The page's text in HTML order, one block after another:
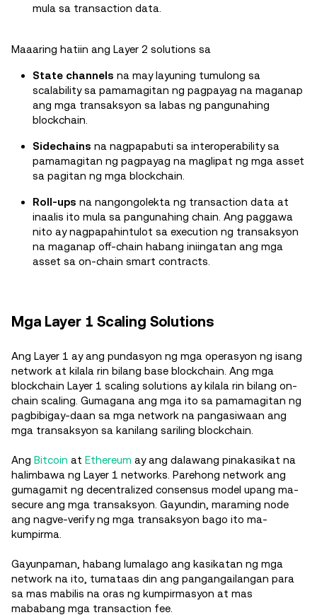
mula sa transaction data.
Maaaring hatiin ang Layer 2 solutions sa
State channels na may layuning tumulong sa
scalability sa pamamagitan ng pagpayag na maganap
ang mga transaksyon sa labas ng pangunahing
blockchain.
Sidechains na nagpapabuti sa interoperability sa
pamamagitan ng pagpayag na maglipat ng mga asset
sa pagitan ng mga blockchain.
Roll-ups na nangongolekta ng transaction data at
inaalis ito mula sa pangunahing chain. Ang paggawa
nito ay nagpapahintulot sa execution ng transaksyon
na maganap off-chain habang iniingatan ang mga
asset sa on-chain smart contracts.
Mga Layer 1 Scaling Solutions
Ang Layer 1 ay ang pundasyon ng mga operasyon ng isang
network at kilala rin bilang base blockchain. Ang mga
blockchain Layer 1 scaling solutions ay kilala rin bilang on-
chain scaling. Gumagana ang mga ito sa pamamagitan ng
pagbibigay-daan sa mga network na pangasiwaan ang
mga transaksyon sa kanilang sariling blockchain.
Ang Bitcoin at Ethereum ay ang dalawang pinakasikat na
halimbawa ng Layer 1 networks. Parehong network ang
gumagamit ng decentralized consensus model upang ma-
secure ang mga transaksyon. Gayundin, maraming node
ang nagve-verify ng mga transaksyon bago ito ma-
kumpirma.
Gayunpaman, habang lumalago ang kasikatan ng mga
network na ito, tumataas din ang pangangailangan para
sa mas mabilis na oras ng kumpirmasyon at mas
mababang mga transaction fee.